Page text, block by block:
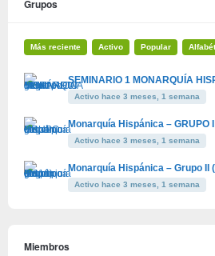
Grupos
Más reciente Activo Popular
SEMINARIO 1 MONARQUÍA
Activo hace 3 meses, 1 semana
Monarquía Hispánica – GRUPO I
Activo hace 3 meses, 1 semana
Monarquía Hispánica – Grupo II
Activo hace 3 meses, 1 semana
Miembros